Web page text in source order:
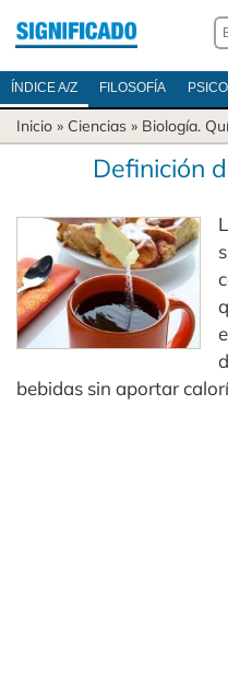
ÍNDICE A/Z FILOSOFÍA
Inicio » Ciencias » Biología.
Definición
bebidas sin aportar